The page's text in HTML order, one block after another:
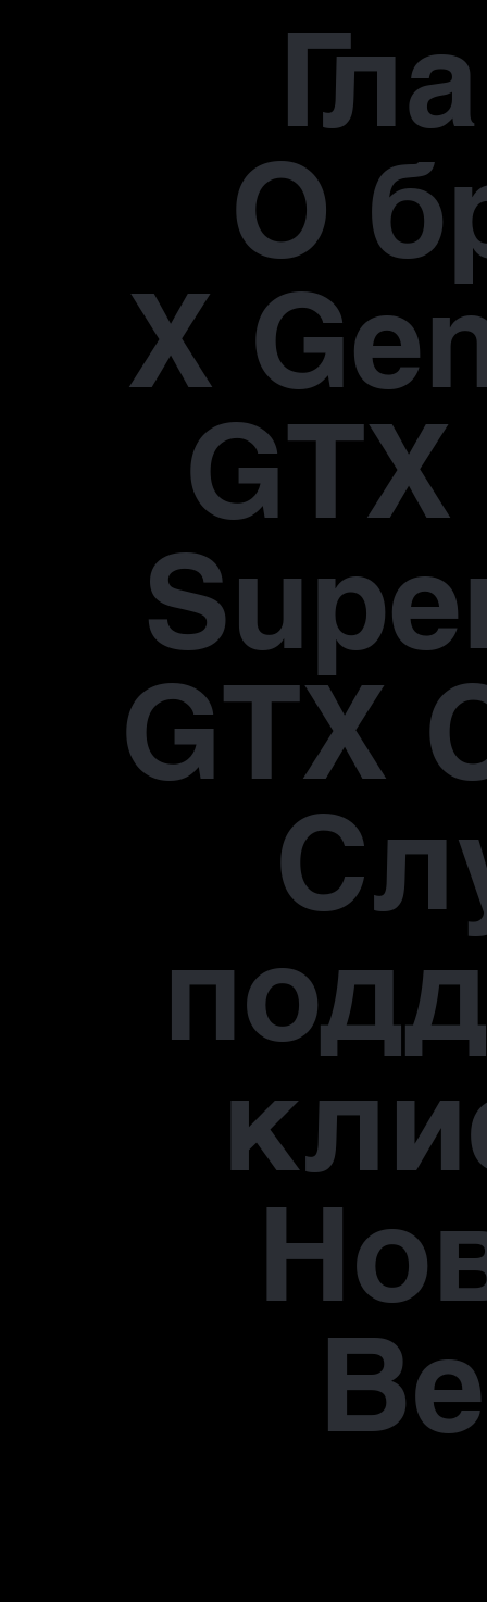
О
X
GTX